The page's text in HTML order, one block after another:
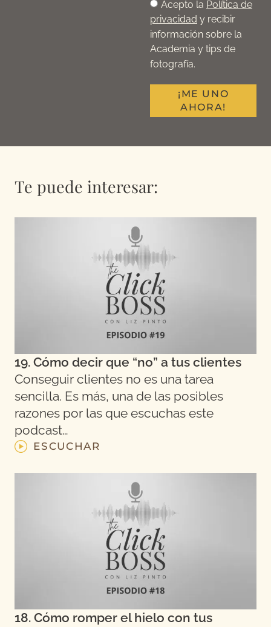
Acepto la Política de
privacidad y recibir
información sobre la
Academia y tips de
fotografía.
¡ME UNO
AHORA!
Te puede interesar:
19. Cómo decir que “no” a tus clientes
Conseguir clientes no es una tarea
sencilla. Es más, una de las posibles
razones por las que escuchas este
podcast…
ESCUCHAR
18. Cómo romper el hielo con tus